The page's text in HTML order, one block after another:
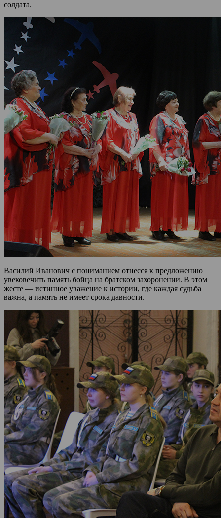
солдата.
Василий Иванович с пониманием отнесся к предложению
увековечить память бойца на братском захоронении. В этом
жесте — истинное уважение к истории, где каждая судьба
важна, а память не имеет срока давности.